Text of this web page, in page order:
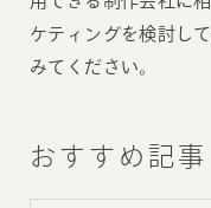
ケティングを検討し
みてください。
おすすめ記事